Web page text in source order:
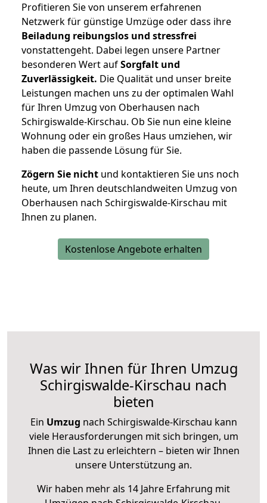
Profitieren Sie von unserem erfahrenen
Netzwerk für günstige Umzüge oder dass ihre
Beiladung reibungslos und stressfrei
vonstattengeht. Dabei legen unsere Partner
besonderen Wert aufSorgfalt und
Zuverlässigkeit. Die Qualität und unser breite
Leistungen machen uns zu der optimalen Wahl
für Ihren Umzug von Oberhausen nach
Schirgiswalde-Kirschau. Ob Sie nun eine kleine
Wohnung oder ein großes Haus umziehen, wir
haben die passende Lösung für Sie.
Zögern Sie nicht und kontaktieren Sie uns noch
heute, um Ihren deutschlandweiten Umzug von
Oberhausen nach Schirgiswalde-Kirschau mit
Ihnen zu planen.
Kostenlose Angebote erhalten
Was wir Ihnen für Ihren Umzug
Schirgiswalde-Kirschau nach
bieten
Ein Umzug nach Schirgiswalde-Kirschau kann
viele Herausforderungen mit sich bringen, um
Ihnen die Last zu erleichtern – bieten wir Ihnen
unsere Unterstützung an.
Wir haben mehr als 14 Jahre Erfahrung mit